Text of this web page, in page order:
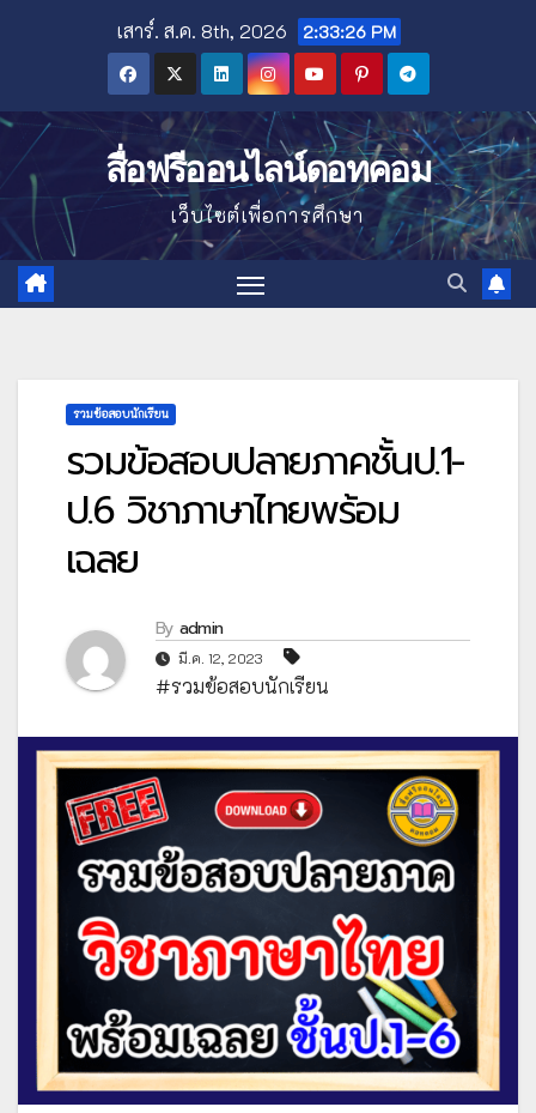
เสาร์. ส.ค. 8th, 2026 2:33:27 PM
สื่อฟรีออนไลน์ดอทคอม
เว็บไซต์เพื่อการศึกษา
รวมข้อสอบนักเรียน
รวมข้อสอบปลายภาคชั้นป.1-
ป.6 วิชาภาษาไทยพร้อม
เฉลย
By admin
มี.ค. 12, 2023
#รวมข้อสอบนักเรียน